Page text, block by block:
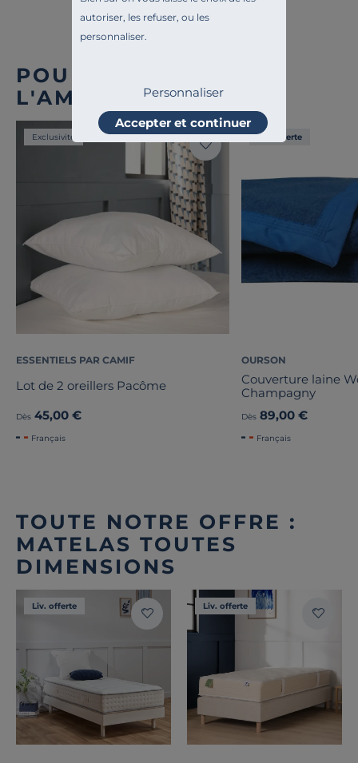
autoriser, les refuser, ou les
personnaliser.
Personnaliser
Accepter et continuer
POUR COMPLÉTER
L'AMBIANCE
Exclusivité
ESSENTIELS PAR CAMIF
Lot de 2 oreillers Pacôme
Dès 45,00 €
Français
Liv. offerte
OURSON
Couverture laine
Champagny
Dès 89,00 €
Français
TOUTE NOTRE OFFRE :
MATELAS TOUTES
DIMENSIONS
Liv. offerte Liv. offerte